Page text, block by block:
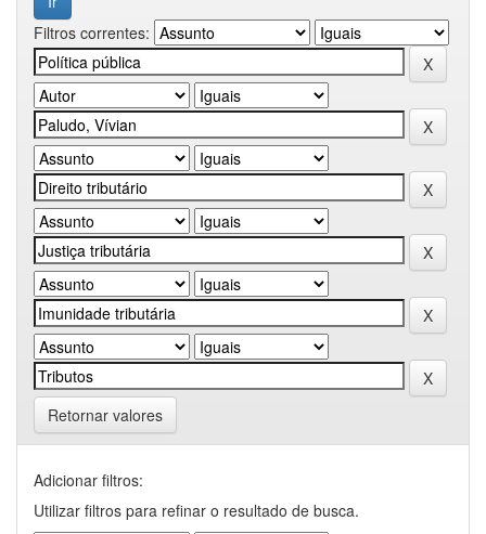
Filtros correntes:
Retornar valores
Adicionar filtros:
Utilizar filtros para refinar o resultado de busca.